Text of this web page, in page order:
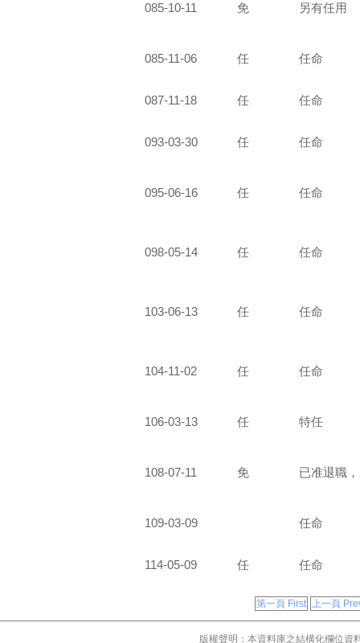
085-10-11 免 另有任用
085-11-06 任 任命
087-11-18 任 任命
093-03-30 任 任命
095-06-16 任 任命
098-05-14 任 任命
103-06-13 任 任命
104-11-02 任 任命
106-03-13 任 特任
108-07-11 免 已准退職
109-03-09 任命
114-05-09 任 任命
第一頁 First 上一頁
版權聲明：本資料庫之結構化欄位資